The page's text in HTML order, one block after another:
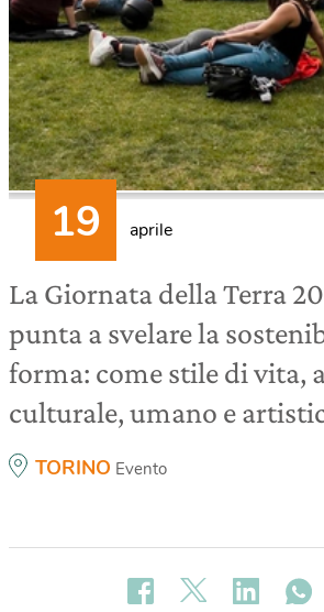
aprile
La Giornata della Terra
punta a svelare la
forma: come stile di vita,
culturale, umano e
TORINO Evento